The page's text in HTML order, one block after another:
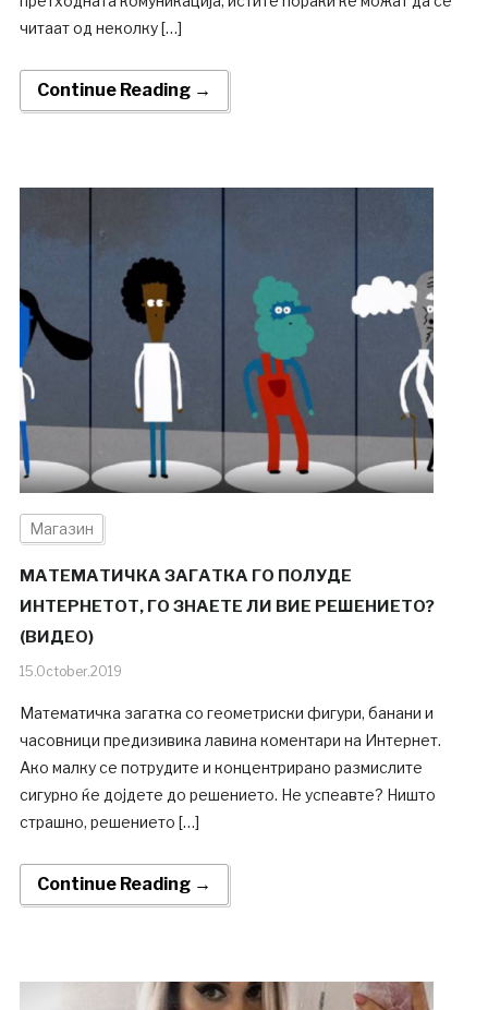
читаат од неколку […]
Continue Reading →
Магазин
МАТЕМАТИЧКА ЗАГАТКА ГО ПОЛУДЕ
ИНТЕРНЕТОТ, ГО ЗНАЕТЕ ЛИ ВИЕ РЕШЕНИЕТО?
(ВИДЕО)
15.October.2019
Математичка загатка со геометриски фигури, банани и
часовници предизивика лавина коментари на Интернет.
Ако малку се потрудите и концентрирано размислите
сигурно ќе дојдете до решението. Не успеавте? Ништо
страшно, решението […]
Continue Reading →